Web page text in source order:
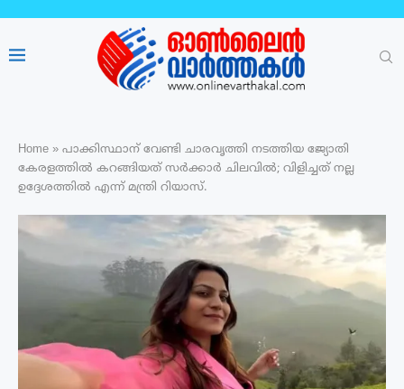
Home » പാക്കിസ്ഥാന് വേണ്ടി ചാരവൃത്തി നടത്തിയ ജ്യോതി
കേരളത്തിൽ കറങ്ങിയത് സർക്കാർ ചിലവിൽ; വിളിച്ചത് നല്ല
ഉദ്ദേശത്തിൽ എന്ന് മന്ത്രി റിയാസ്.